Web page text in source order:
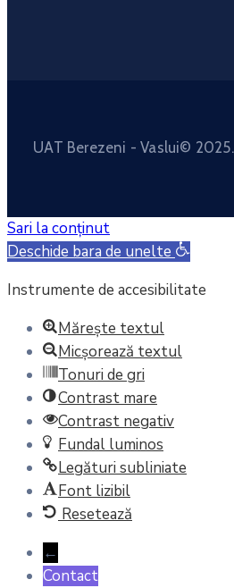
UAT Berezeni - Vaslui©
Sari la conținut
Deschide bara de unelte
Instrumente de accesibilitate
Mărește textul
Micșorează textul
Tonuri de gri
Contrast mare
Contrast negativ
Fundal luminos
Legături subliniate
Font lizibil
Resetează
←
Contact